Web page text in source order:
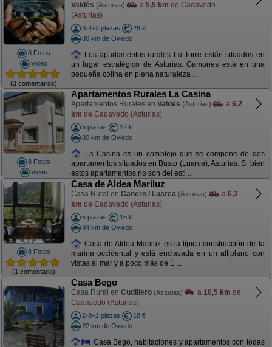
8 Fotos
Video
(3 comentarios)
Valdés (Asturias) a 5,5 km de Cadavedo
(Asturias)
3-4+2 plazas
28 €
80 km de Oviedo
Los apartamentos rurales La Torre están situados en
un lugar estratégico de Asturias. Gamones está en una
pequeña colina en plena naturaleza ...
8 Fotos
Video
Apartamentos Rurales La Casina
Apartamentos Rurales en Valdés (Asturias) a 6,2
km de Cadavedo (Asturias)
5 plazas
12 €
80 km de Oviedo
La Casina es un complejo que se compone de dos
apartamentos situados en Busto (Luarca), Asturias. Si bien
estos apartamentos no son del esti ...
8 Fotos
(1 comentario)
Casa de Aldea Mariluz
Casa Rural en Canero / Luarca (Asturias) a 6,3
km de Cadavedo (Asturias)
5 plazas
15 €
84 km de Oviedo
Casa de Aldea Mariluz es la típica construcción de la
marina occidental y está enclavada en un altiplano con
vistas al mar y a poco más de 1 ...
Casa Bego
Casa Rural en Cudillero (Asturias) a 10,5 km de
Cadavedo (Asturias)
2-8+2 plazas
18 €
22 km de Oviedo
Casa Bego, habitaciones y apartamentos con todas